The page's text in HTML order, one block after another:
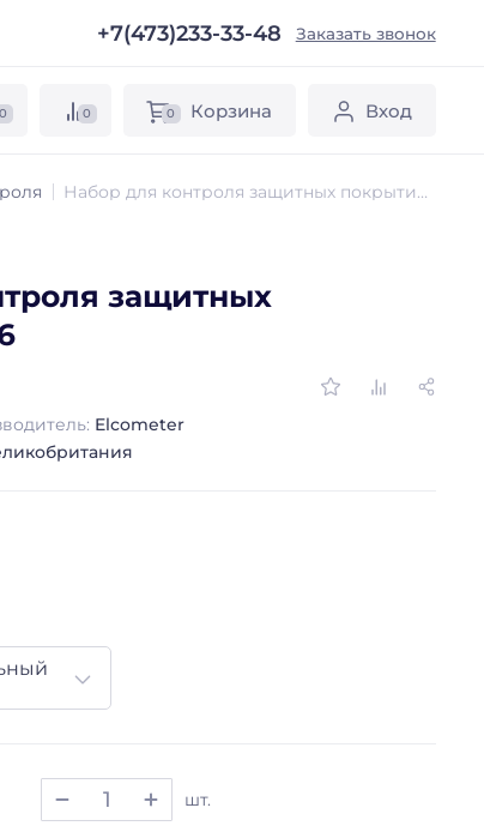
+7(473)233-33-48 Заказать звонок
0 0 0 Корзина Вход
Набор для контроля защитных покрытий KIT 6
защитных
Elcometer
шт.